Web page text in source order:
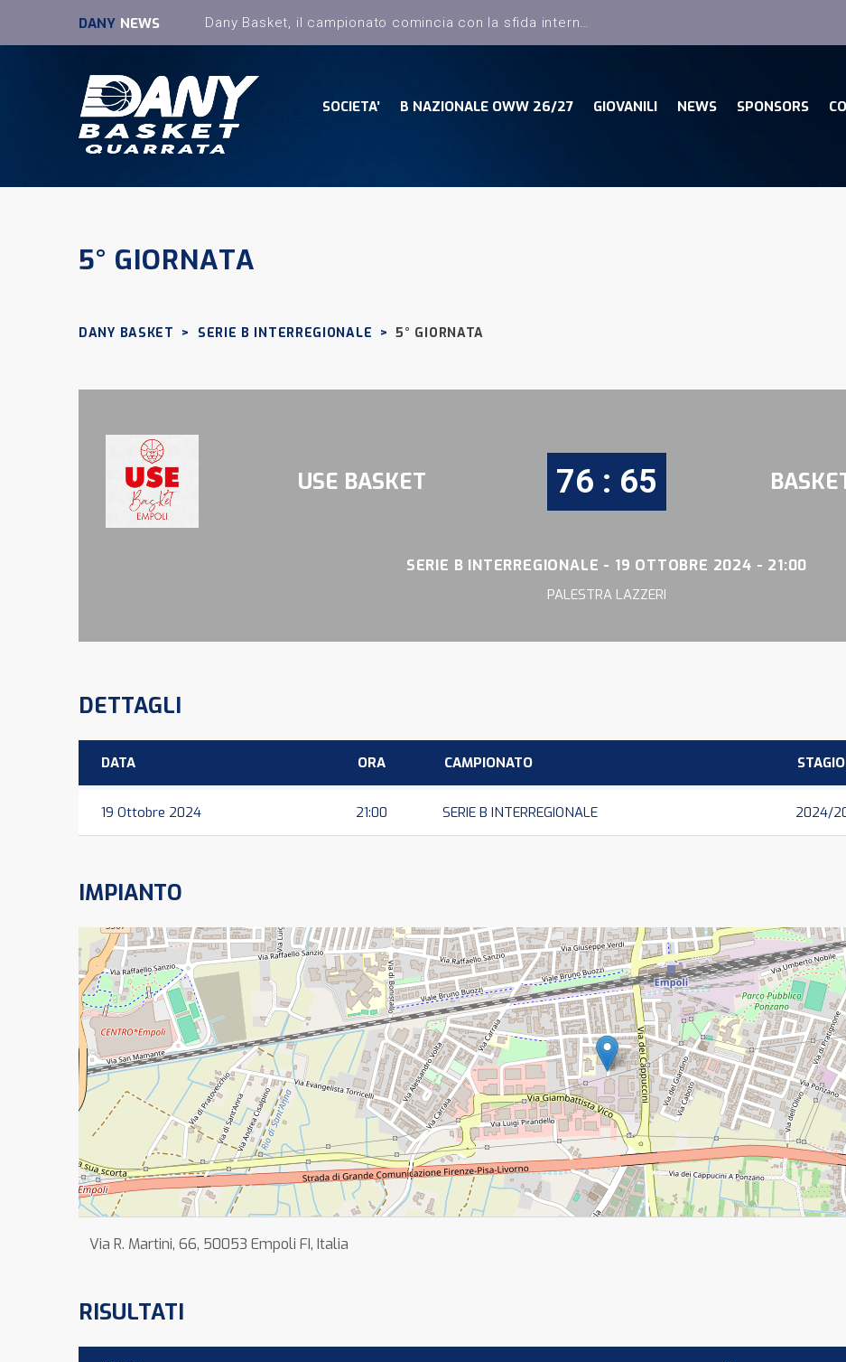
DANY NEWS
SOCIETA’ B NAZIONALE OWW 26/27 GIOVANILI NEWS SPONSORS
5° GIORNATA
DANY BASKET > SERIE B INTERREGIONALE > 5° GIORNATA
USE BASKET 76 : 65
SERIE B INTERREGIONALE - 19 OTTOBRE 2024 - 21:00
PALESTRA LAZZERI
DETTAGLI
DATA ORA CAMPIONATO
19 Ottobre 2024 21:00 SERIE B INTERREGIONALE 2024/
IMPIANTO
Via R. Martini, 66, 50053 Empoli FI, Italia
RISULTATI